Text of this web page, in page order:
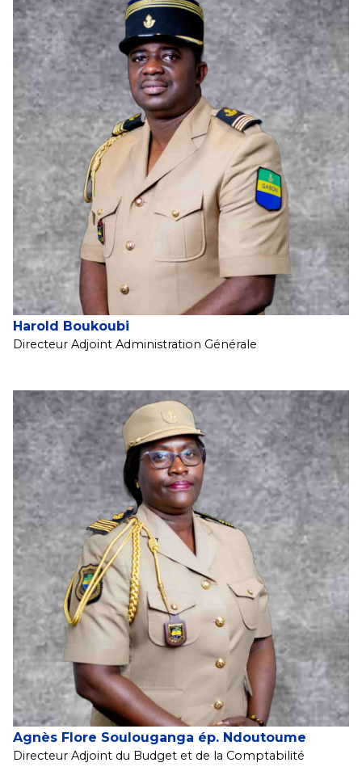
Harold Boukoubi
Directeur Adjoint Administration Générale
Agnès Flore Soulouganga ép. Ndoutoume
Directeur Adjoint du Budget et de la Comptabilité